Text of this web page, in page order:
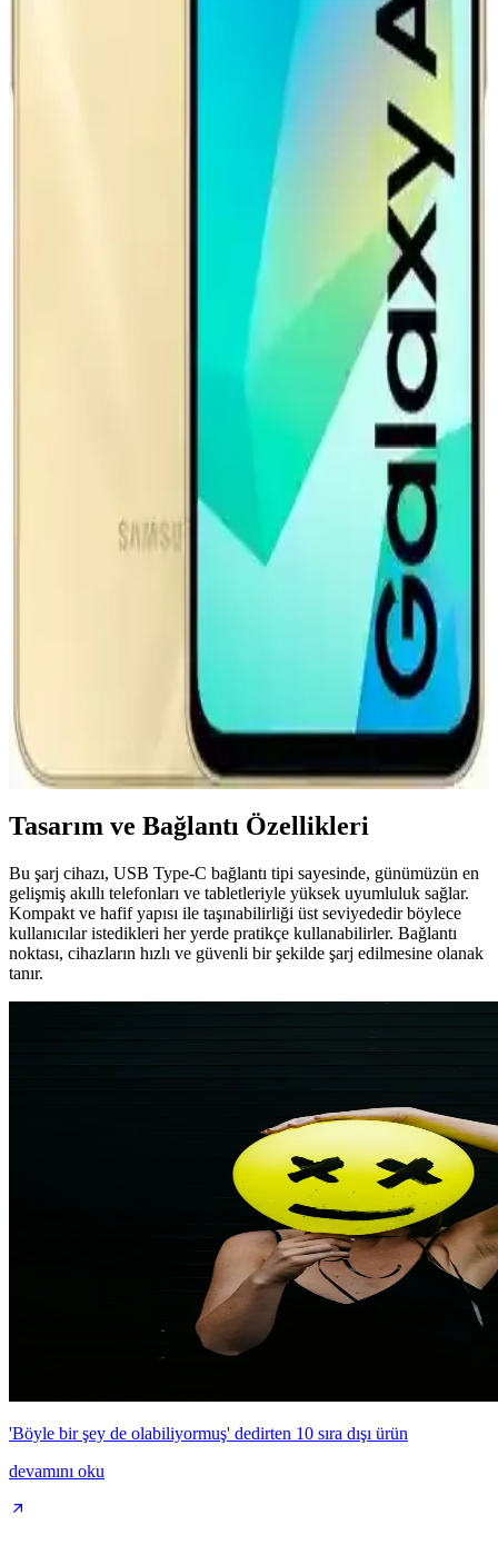
COSTER iPhone Adaptör 20W Hızlı Şarj Gücüyle
COSTER iPhone adaptörü, 20W hızlı şarj, güvenlik ve şık
tasarımıyla cihazlarınızı kısa sürede şarj eder, dayanıklı ve
Spigen Şarj Adaptörü: Güç ve Şıklığın En İyi
Buluşması ve Performans Avantajları
Spigen şarj adaptörleri, hızlı şarj, güvenlik ve şık tasarımıyla
cihazlarınız için ideal çözümler sunar. Dayanıklı ve taşınabilir
yapısıyla kullanıcıların beklentilerini karşılar.
Yeni Elektrikli Araç Bataryaları: 600.000 Mil Ömür
Yeni elektrikli araç bataryaları 600.000 mil ömür ve 10 dakikada
hızlı şarj imkanı sunuyor. Ancak gerçek dünya koşulları, altyapı ve
maliyet faktörleri bu iddiaların doğruluğunu etkiliyor.
Honor 66W Süper Şarj Cihazı Yüksek Performans
ve Hız Sunan Taşınabilir Şarj Çözümü
Honor 66W süper şarj cihazı, hızlı şarj desteği ve dayanıklı
tasarımıyla yoğun kullanımda bile enerji sağlar, zaman kazandırır ve
Samsung Galaxy A16 ve Güncel Aksesuarlar
Hakkında Bilgiler ve Teknik Özellikler
Samsung Galaxy A16'nın temel özellikleri, güncellemeleri ve
aksesuar uyumluluğu hakkında detaylı bilgiler, kullanıcıların bilinçli
seçim yapmasını sağlar.
Tasarım ve Bağlantı Özellikleri
Bu şarj cihazı, USB Type-C bağlantı tipi sayesinde, günümüzün en
gelişmiş akıllı telefonları ve tabletleriyle yüksek uyumluluk sağlar.
Kompakt ve hafif yapısı ile taşınabilirliği üst seviyededir böylece
kullanıcılar istedikleri her yerde pratikçe kullanabilirler. Bağlantı
noktası, cihazların hızlı ve güvenli bir şekilde şarj edilmesine olanak
tanır.
'Böyle bir şey de olabiliyormuş' dedirten 10 sıra dışı ürün
devamını oku